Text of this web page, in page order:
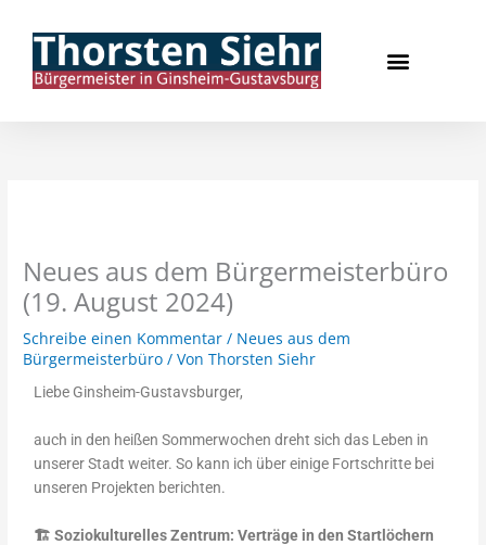
Inhalt
Neues aus dem Bürgermeisterbüro
(19. August 2024)
Schreibe einen Kommentar / Neues aus dem
Bürgermeisterbüro / VonThorsten Siehr
Liebe Ginsheim-Gustavsburger,
auch in den heißen Sommerwochen dreht sich das Leben in
unserer Stadt weiter. So kann ich über einige Fortschritte bei
unseren Projekten berichten.
🏗️ Soziokulturelles Zentrum: Verträge in den Startlöchern